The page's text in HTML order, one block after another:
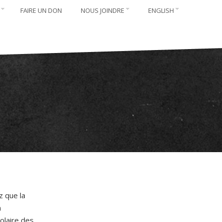
FAIRE UN DON NOUS JOINDRE ENGLISH
que la
des